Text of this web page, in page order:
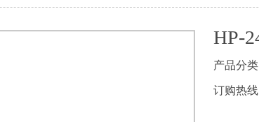
HP-
产品分
订购热线